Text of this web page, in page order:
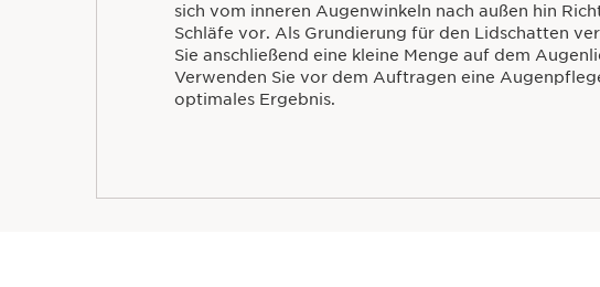
sich vom inneren Augenwinkeln nach außen hin
Schläfe vor. Als Grundierung für den Lidschatten
Sie anschließend eine kleine Menge auf dem
Verwenden Sie vor dem Auftragen eine
optimales Ergebnis.